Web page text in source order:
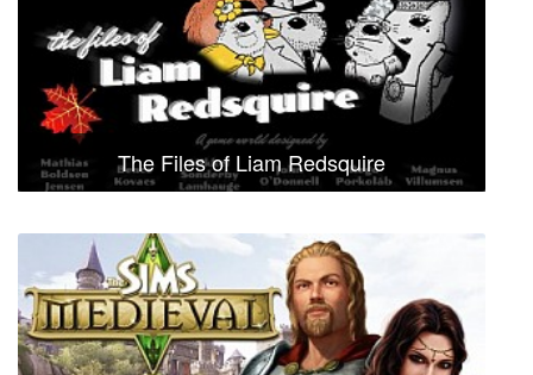
The Files of Liam Redsquire